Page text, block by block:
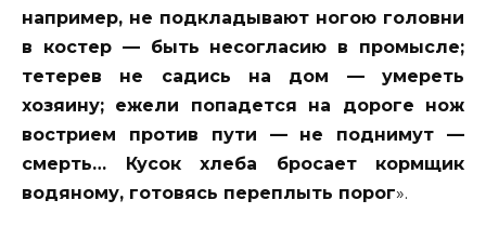
например, не подкладывают ногою головни
в костер — быть несогласию в промысле;
тетерев не садись на дом — умереть
хозяину; ежели попадется на дороге нож
вострием против пути — не поднимут —
смерть… Кусок хлеба бросает кормщик
водяному, готовясь переплыть порог».